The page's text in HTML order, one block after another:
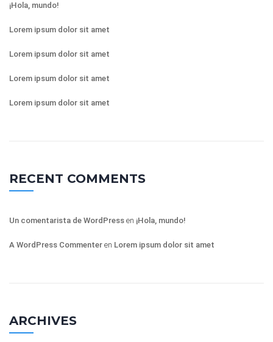
¡Hola, mundo!
Lorem ipsum dolor sit amet
Lorem ipsum dolor sit amet
Lorem ipsum dolor sit amet
Lorem ipsum dolor sit amet
RECENT COMMENTS
Un comentarista de WordPress en ¡Hola, mundo!
A WordPress Commenter en Lorem ipsum dolor sit amet
ARCHIVES